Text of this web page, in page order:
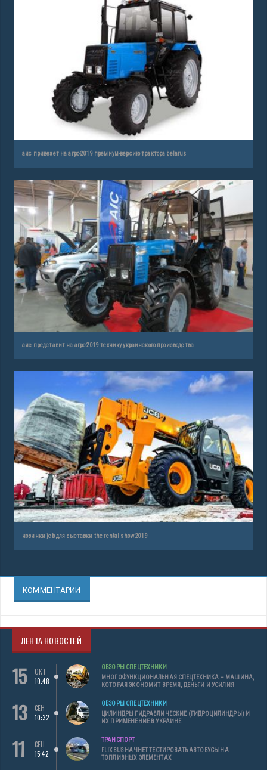
аис привезет на агро-2019 премиум-версию трактора belarus
аис представит на агро-2019 технику украинского производства
новинки jcb для выставки the rental show 2019
КОММЕНТАРИИ
ЛЕНТА НОВОСТЕЙ
15
ОКТ
10:48
ОБЗОРЫ СПЕЦТЕХНИКИ
МНОГОФУНКЦИОНАЛЬНАЯ СПЕЦТЕХНИКА – МАШИНА,
КОТОРАЯ ЭКОНОМИТ ВРЕМЯ, ДЕНЬГИ И УСИЛИЯ
13
СЕН
10:32
ОБЗОРЫ СПЕЦТЕХНИКИ
ЦИЛИНДРЫ ГИДРАВЛИЧЕСКИЕ (ГИДРОЦИЛИНДРЫ) И
ИХ ПРИМЕНЕНИЕ В УКРАИНЕ
11
СЕН
15:42
ТРАНСПОРТ
FLIXBUS НАЧНЕТ ТЕСТИРОВАТЬ АВТОБУСЫ НА
ТОПЛИВНЫХ ЭЛЕМЕНТАХ